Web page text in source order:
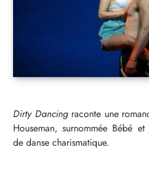
Dirty Dancingraconte une
Houseman, surnommée Bébé
de danse charismatique.